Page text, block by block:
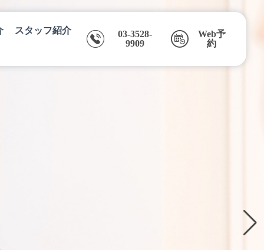
スタッフ紹介
03-3528-
9909
Web予
約